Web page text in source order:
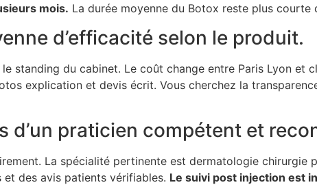
mois. La durée moyenne du Botox reste plus courte
d’efficacité selon le produit.
standing du cabinet. Le coût change entre Paris Lyon et
explication et devis écrit. Vous cherchez la
d’un praticien compétent et
La spécialité pertinente est dermatologie chirurgie
des avis patients vérifiables. Le suivi post injection est